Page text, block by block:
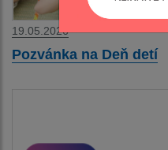
19.05.2026
Pozvánka na Deň detí